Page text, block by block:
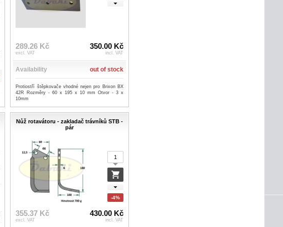
289.26 Kč
excl. VAT
350.00 Kč
incl. VAT
Availability out of stock
Protiostří štěpkovače vhodné nejen pro Brixon BX
42R Rozměry - 60 x 195 x 10 mm Otvor - 3 x
10mm
Nůž rotavátoru - zakladač trávníků STB -
pár
-4%
355.37 Kč
excl. VAT
430.00 Kč
incl. VAT